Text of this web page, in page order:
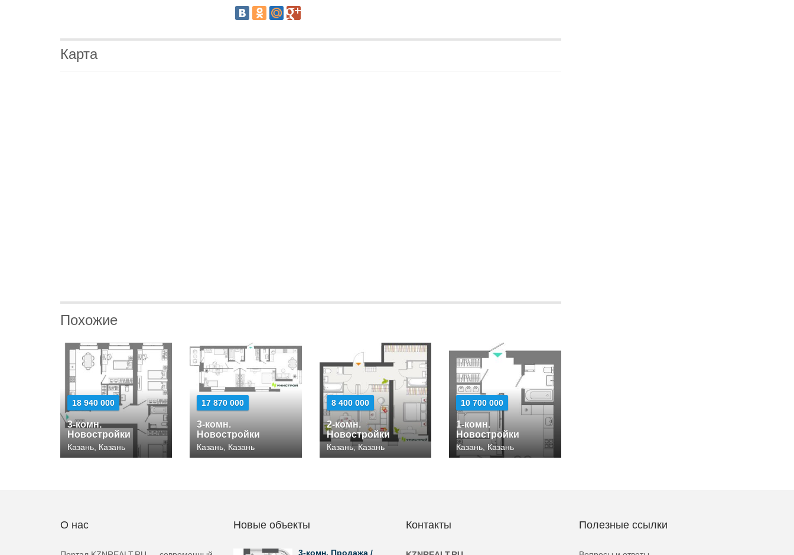
Карта
Похожие
18 940 000
3-комн.
Новостройки
Казань, Казань
17 870 000
3-комн.
Новостройки
Казань, Казань
8 400 000
2-комн.
Новостройки
Казань, Казань
10 700 000
1-комн.
Новостройки
Казань, Казань
О нас Новые объекты
3-комн. Продажа /
Контакты Полезные ссылки